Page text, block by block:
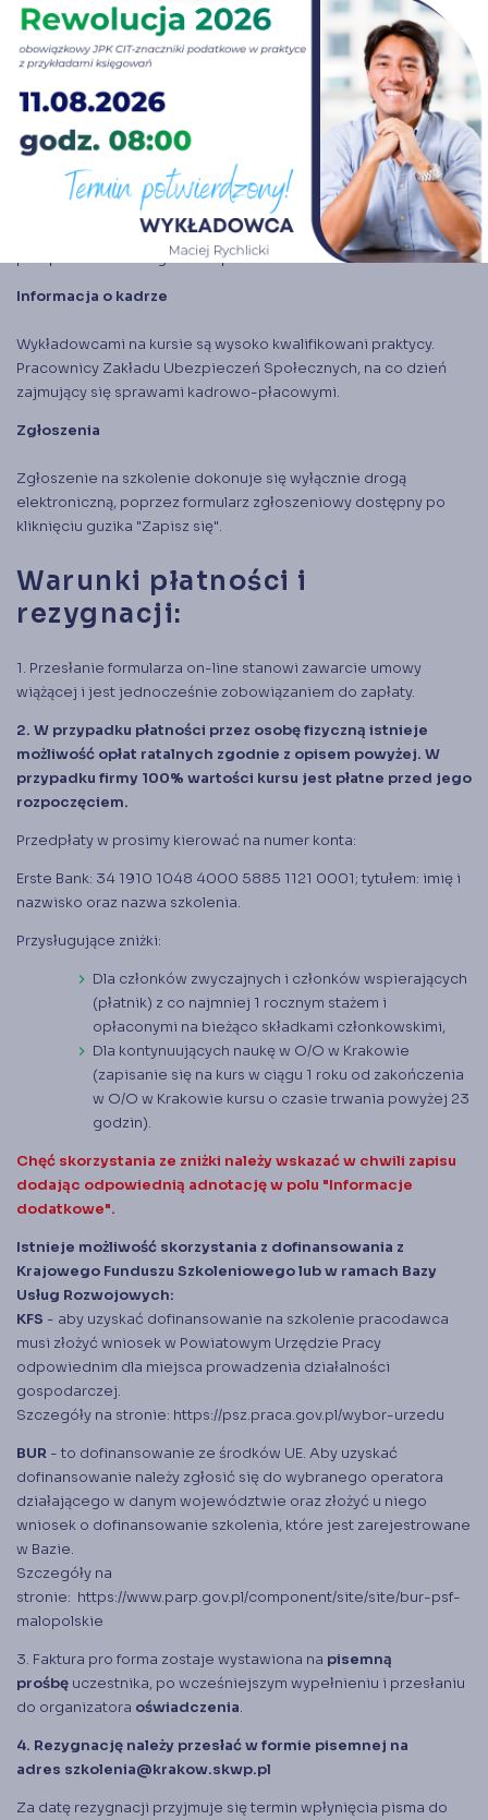
Formą zaliczenia kursu jest przynajmniej 80% obecności na
zajęciach szkoleniowych. Podstawą do sporządzenia protokołu
zaliczenia jest imienna lista obecności podpisywana
każdorazowo przez słuchacza. Po zaliczeniu kursu słuchacz
otrzymuje zaświadczenie o ukończeniu kursu na podstawie §
23 ust. 3 Rozporządzenia Ministra Edukacji Narodowej z dnia 6
października 2023 roku w sprawie kształcenia ustawicznego w
formach pozaszkolnych (Dz. U. poz. 2175).
Dla osób korzystających z dofinansowania istnieje możliwość
przeprowadzenia egzaminu po kursie.
Informacja o kadrze
Wykładowcami na kursie są wysoko kwalifikowani praktycy.
Pracownicy Zakładu Ubezpieczeń Społecznych, na co dzień
zajmujący się sprawami kadrowo-płacowymi.
Zgłoszenia
Zgłoszenie na szkolenie dokonuje się wyłącznie drogą
elektroniczną, poprzez formularz zgłoszeniowy dostępny po
kliknięciu guzika "Zapisz się".
Warunki płatności i
rezygnacji:
1. Przesłanie formularza on-line stanowi zawarcie umowy
wiążącej i jest jednocześnie zobowiązaniem do zapłaty.
2. W przypadku płatności przez osobę fizyczną istnieje
możliwość opłat ratalnych zgodnie z opisem powyżej. W
przypadku firmy 100% wartości kursu jest płatne przed jego
rozpoczęciem.
Przedpłaty w prosimy kierować na numer konta:
Erste Bank: 34 1910 1048 4000 5885 1121 0001; tytułem: imię i
nazwisko oraz nazwa szkolenia.
Przysługujące zniżki:
Dla członków zwyczajnych i członków wspierających
(płatnik) z co najmniej 1 rocznym stażem i
opłaconymi na bieżąco składkami członkowskimi,
Dla kontynuujących naukę w O/O w Krakowie
(zapisanie się na kurs w ciągu 1 roku od zakończenia
w O/O w Krakowie kursu o czasie trwania powyżej 23
godzin).
Chęć skorzystania ze zniżki należy wskazać w chwili zapisu
dodając odpowiednią adnotację w polu "Informacje
dodatkowe".
Istnieje możliwość skorzystania z dofinansowania z
Krajowego Funduszu Szkoleniowego lub w ramach Bazy
Usług Rozwojowych:
KFS - aby uzyskać dofinansowanie na szkolenie pracodawca
musi złożyć wniosek w Powiatowym Urzędzie Pracy
odpowiednim dla miejsca prowadzenia działalności
gospodarczej.
Szczegóły na stronie: https://psz.praca.gov.pl/wybor-urzedu
BUR - to dofinansowanie ze środków UE. Aby uzyskać
dofinansowanie należy zgłosić się do wybranego operatora
działającego w danym województwie oraz złożyć u niego
wniosek o dofinansowanie szkolenia, które jest zarejestrowane
w Bazie.
Szczegóły na
stronie: https://www.parp.gov.pl/component/site/site/bur-psf-
malopolskie
3. Faktura pro forma zostaje wystawiona na pisemną
prośbę uczestnika, po wcześniejszym wypełnieniu i przesłaniu
do organizatora oświadczenia.
4. Rezygnację należy przesłać w formie pisemnej na
adres szkolenia@krakow.skwp.pl
Za datę rezygnacji przyjmuje się termin wpłynięcia pisma do